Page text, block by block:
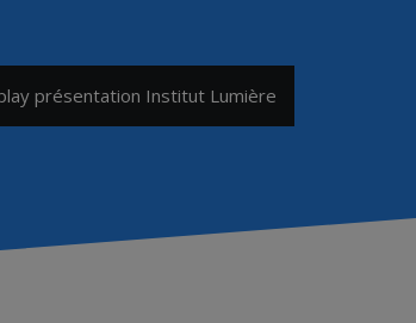
présentation Institut Lumière